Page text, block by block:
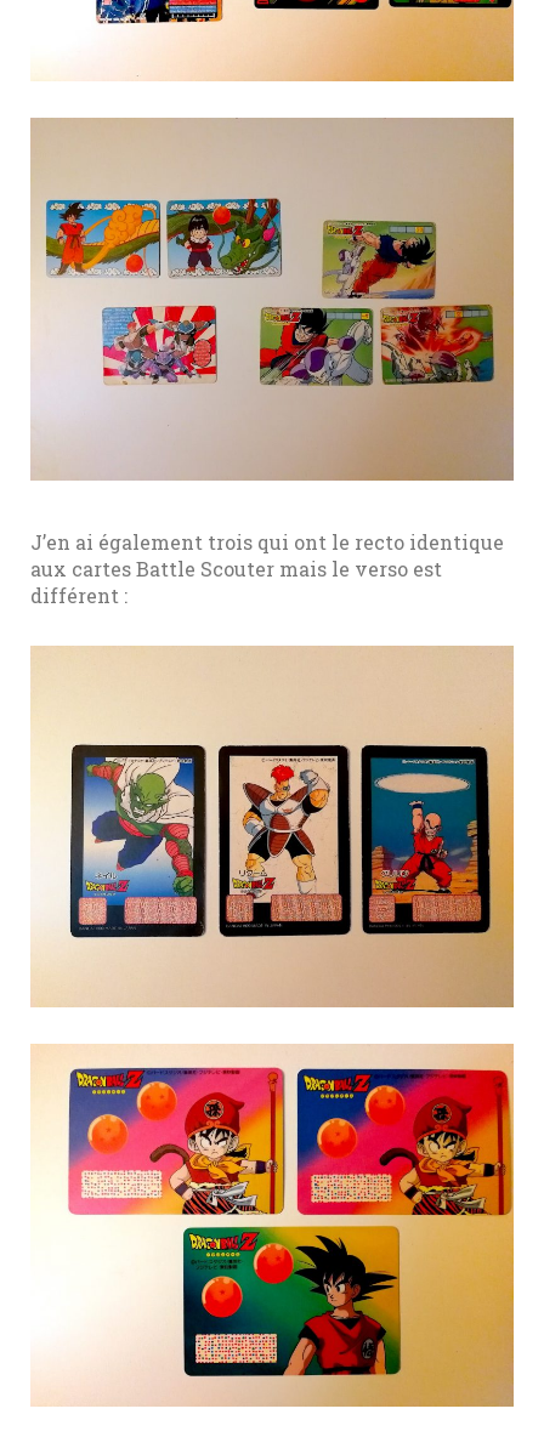
J’en ai également trois qui ont le recto identique
aux cartes Battle Scouter mais le verso est
différent :